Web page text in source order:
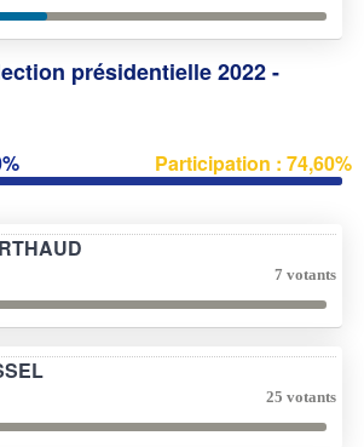
présidentielle 2022 -
Participation : 74,60%
7 votants
25 votants